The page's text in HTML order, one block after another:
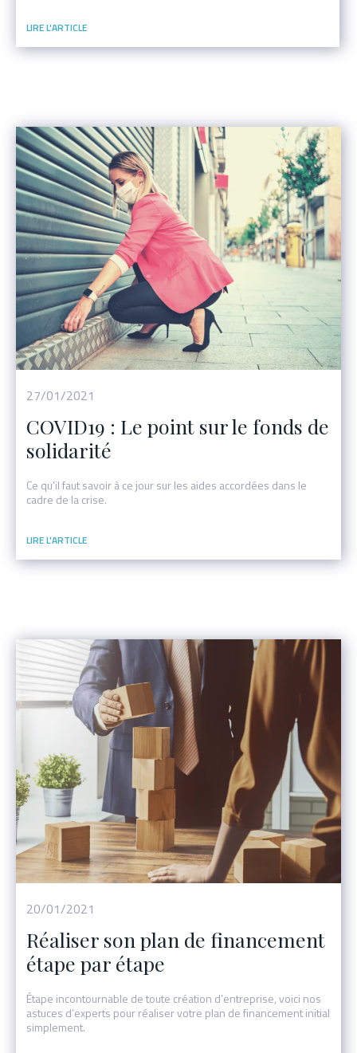
Événement
27/01/2021
COVID19 : Le point sur le fonds de
solidarité
Ce qu’il faut savoir à ce jour sur les aides accordées dans le
cadre de la crise.
Événement
20/01/2021
Réaliser son plan de financement
étape par étape
Étape incontournable de toute création d’entreprise, voici nos
astuces d’experts pour réaliser votre plan de financement initial
simplement.